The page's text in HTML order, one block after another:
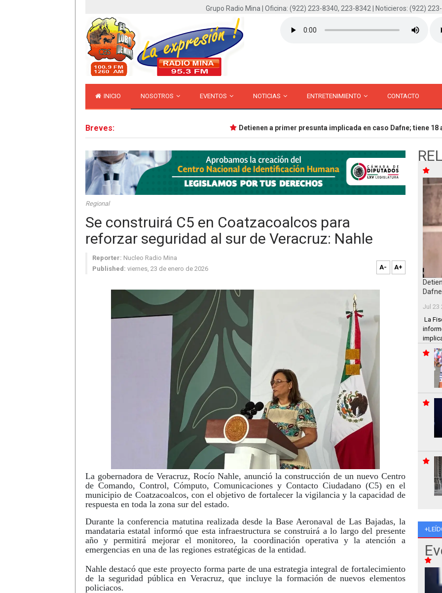
Grupo Radio Mina | Oficina: (922) 223-8340, 223-8342 | Noticieros: (922)
INICIO NOSOTROS EVENTOS NOTICIAS ENTRETENIMIENTO CONTACTO
Breves: Detienen a primer presunta implicada en caso Dafne; tiene 18
Regional
Se construirá C5 en Coatzacoalcos para
reforzar seguridad al sur de Veracruz: Nahle
Reporter: Nucleo Radio Mina
Published: viernes, 23 de enero de 2026 A- A+
La gobernadora de Veracruz, Rocío Nahle, anunció la construcción de un nuevo Centro
de Comando, Control, Cómputo, Comunicaciones y Contacto Ciudadano (C5) en el
municipio de Coatzacoalcos, con el objetivo de fortalecer la vigilancia y la capacidad de
respuesta en toda la zona sur del estado.
Durante la conferencia matutina realizada desde la Base Aeronaval de Las Bajadas, la
mandataria estatal informó que esta infraestructura se construirá a lo largo del presente
año y permitirá mejorar el monitoreo, la coordinación operativa y la atención a
emergencias en una de las regiones estratégicas de la entidad.
Nahle destacó que este proyecto forma parte de una estrategia integral de fortalecimiento
de la seguridad pública en Veracruz, que incluye la formación de nuevos elementos
policiacos.
Jul 23
La